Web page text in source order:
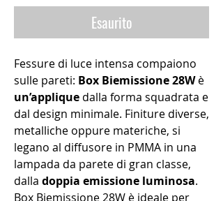
Esaurito
Fessure di luce intensa compaiono
sulle pareti: Box Biemissione 28Wè
un’applique dalla forma squadrata e
dal design minimale. Finiture diverse,
metalliche oppure materiche, si
legano al diffusore in PMMA in una
lampada da parete di gran classe,
dalla doppia emissione luminosa.
Box Biemissione 28W è ideale per